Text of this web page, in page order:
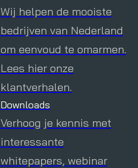
Wij helpen de mooiste
bedrijven van Nederland
om eenvoud te omarmen.
Lees hier onze
klantverhalen.
Downloads
Verhoog je kennis met
interessante
whitepapers, webinar